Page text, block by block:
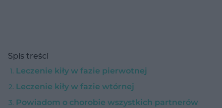
Spis treści
Leczenie kiły w fazie pierwotnej
Leczenie kiły w fazie wtórnej
Powiadom o chorobie wszystkich partnerów